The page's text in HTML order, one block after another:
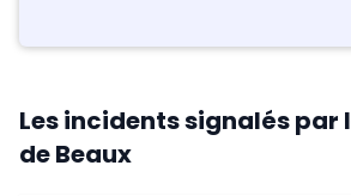
Les incidents signalés
de Beaux